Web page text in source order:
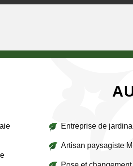
Entreprise de
Artisan paysagiste